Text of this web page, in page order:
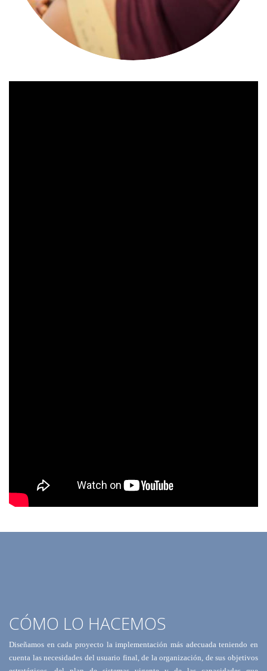
CÓMO LO HACEMOS
Diseñamos en cada proyecto la implementación más adecuada teniendo en
cuenta las necesidades del usuario final, de la organización, de sus objetivos